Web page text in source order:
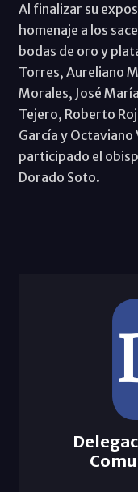
Al finalizar su
homenaje a los
bodas de oro y
Torres, Aureliano
Morales, José
Tejero, Roberto
García y
participado el
Dorado Soto.